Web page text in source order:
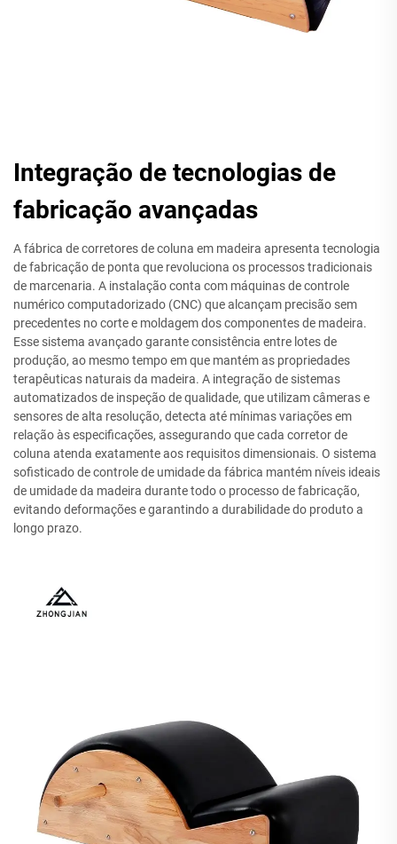
Integração de tecnologias de
fabricação avançadas
A fábrica de corretores de coluna em madeira apresenta tecnologia
de fabricação de ponta que revoluciona os processos tradicionais
de marcenaria. A instalação conta com máquinas de controle
numérico computadorizado (CNC) que alcançam precisão sem
precedentes no corte e moldagem dos componentes de madeira.
Esse sistema avançado garante consistência entre lotes de
produção, ao mesmo tempo em que mantém as propriedades
terapêuticas naturais da madeira. A integração de sistemas
automatizados de inspeção de qualidade, que utilizam câmeras e
sensores de alta resolução, detecta até mínimas variações em
relação às especificações, assegurando que cada corretor de
coluna atenda exatamente aos requisitos dimensionais. O sistema
sofisticado de controle de umidade da fábrica mantém níveis ideais
de umidade da madeira durante todo o processo de fabricação,
evitando deformações e garantindo a durabilidade do produto a
longo prazo.